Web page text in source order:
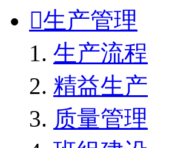
生产管理
生产流程
精益生产
质量管理